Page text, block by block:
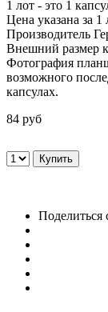
1 лот - это 1
Цена указана за 1
Производитель
Внешний размер
Фотография
возможного
капсулах.
84 руб
Поделиться